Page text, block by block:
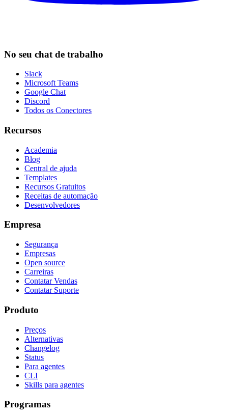
No seu chat de trabalho
Slack
Microsoft Teams
Google Chat
Discord
Todos os Conectores
Recursos
Academia
Blog
Central de ajuda
Templates
Recursos Gratuitos
Receitas de automação
Desenvolvedores
Empresa
Segurança
Empresas
Open source
Carreiras
Contatar Vendas
Contatar Suporte
Produto
Preços
Alternativas
Changelog
Status
Para agentes
CLI
Skills para agentes
Programas